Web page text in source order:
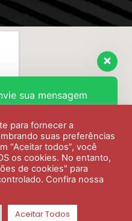
para fornecer a
suas preferências
“Aceitar todos”, você
os cookies. No entanto,
de cookies" para
Confira nossa
Aceitar Todos
sua mensagem
podemos ajudar?